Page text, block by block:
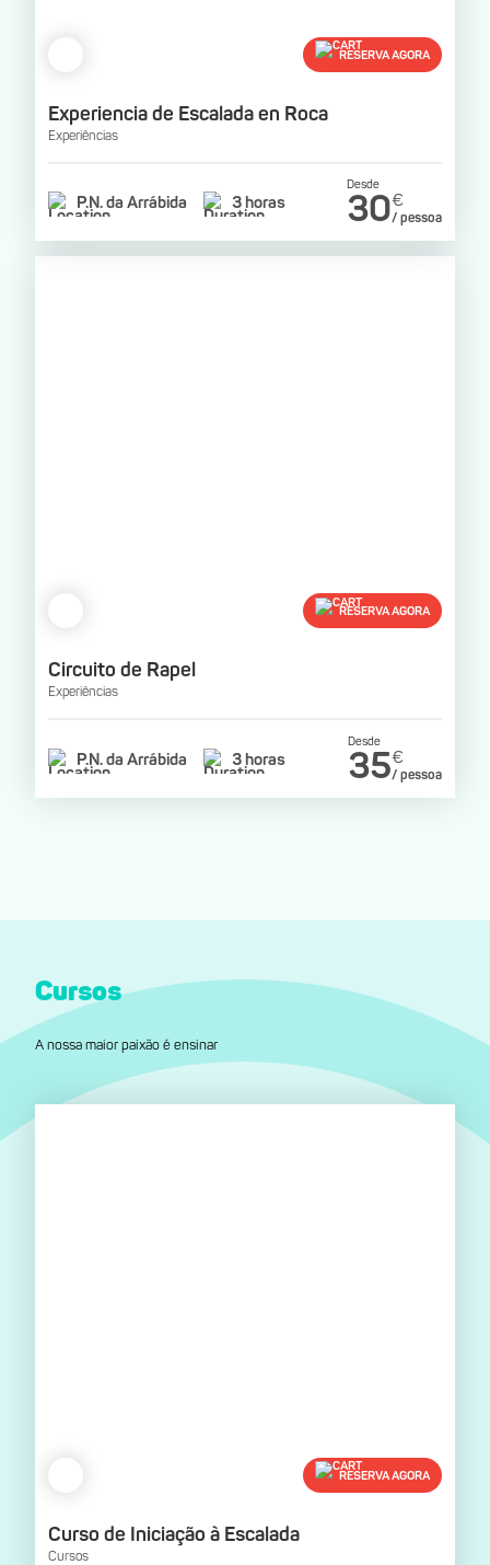
RESERVA AGORA
Experiencia de Escalada en Roca
Experiências
P.N. da Arrábida 3 horas
Desde
30€
/ pessoa
RESERVA AGORA
Circuito de Rapel
Experiências
P.N. da Arrábida 3 horas
Desde
35€
/ pessoa
Cursos
A nossa maior paixão é ensinar
RESERVA AGORA
Curso de Iniciação à Escalada
Cursos